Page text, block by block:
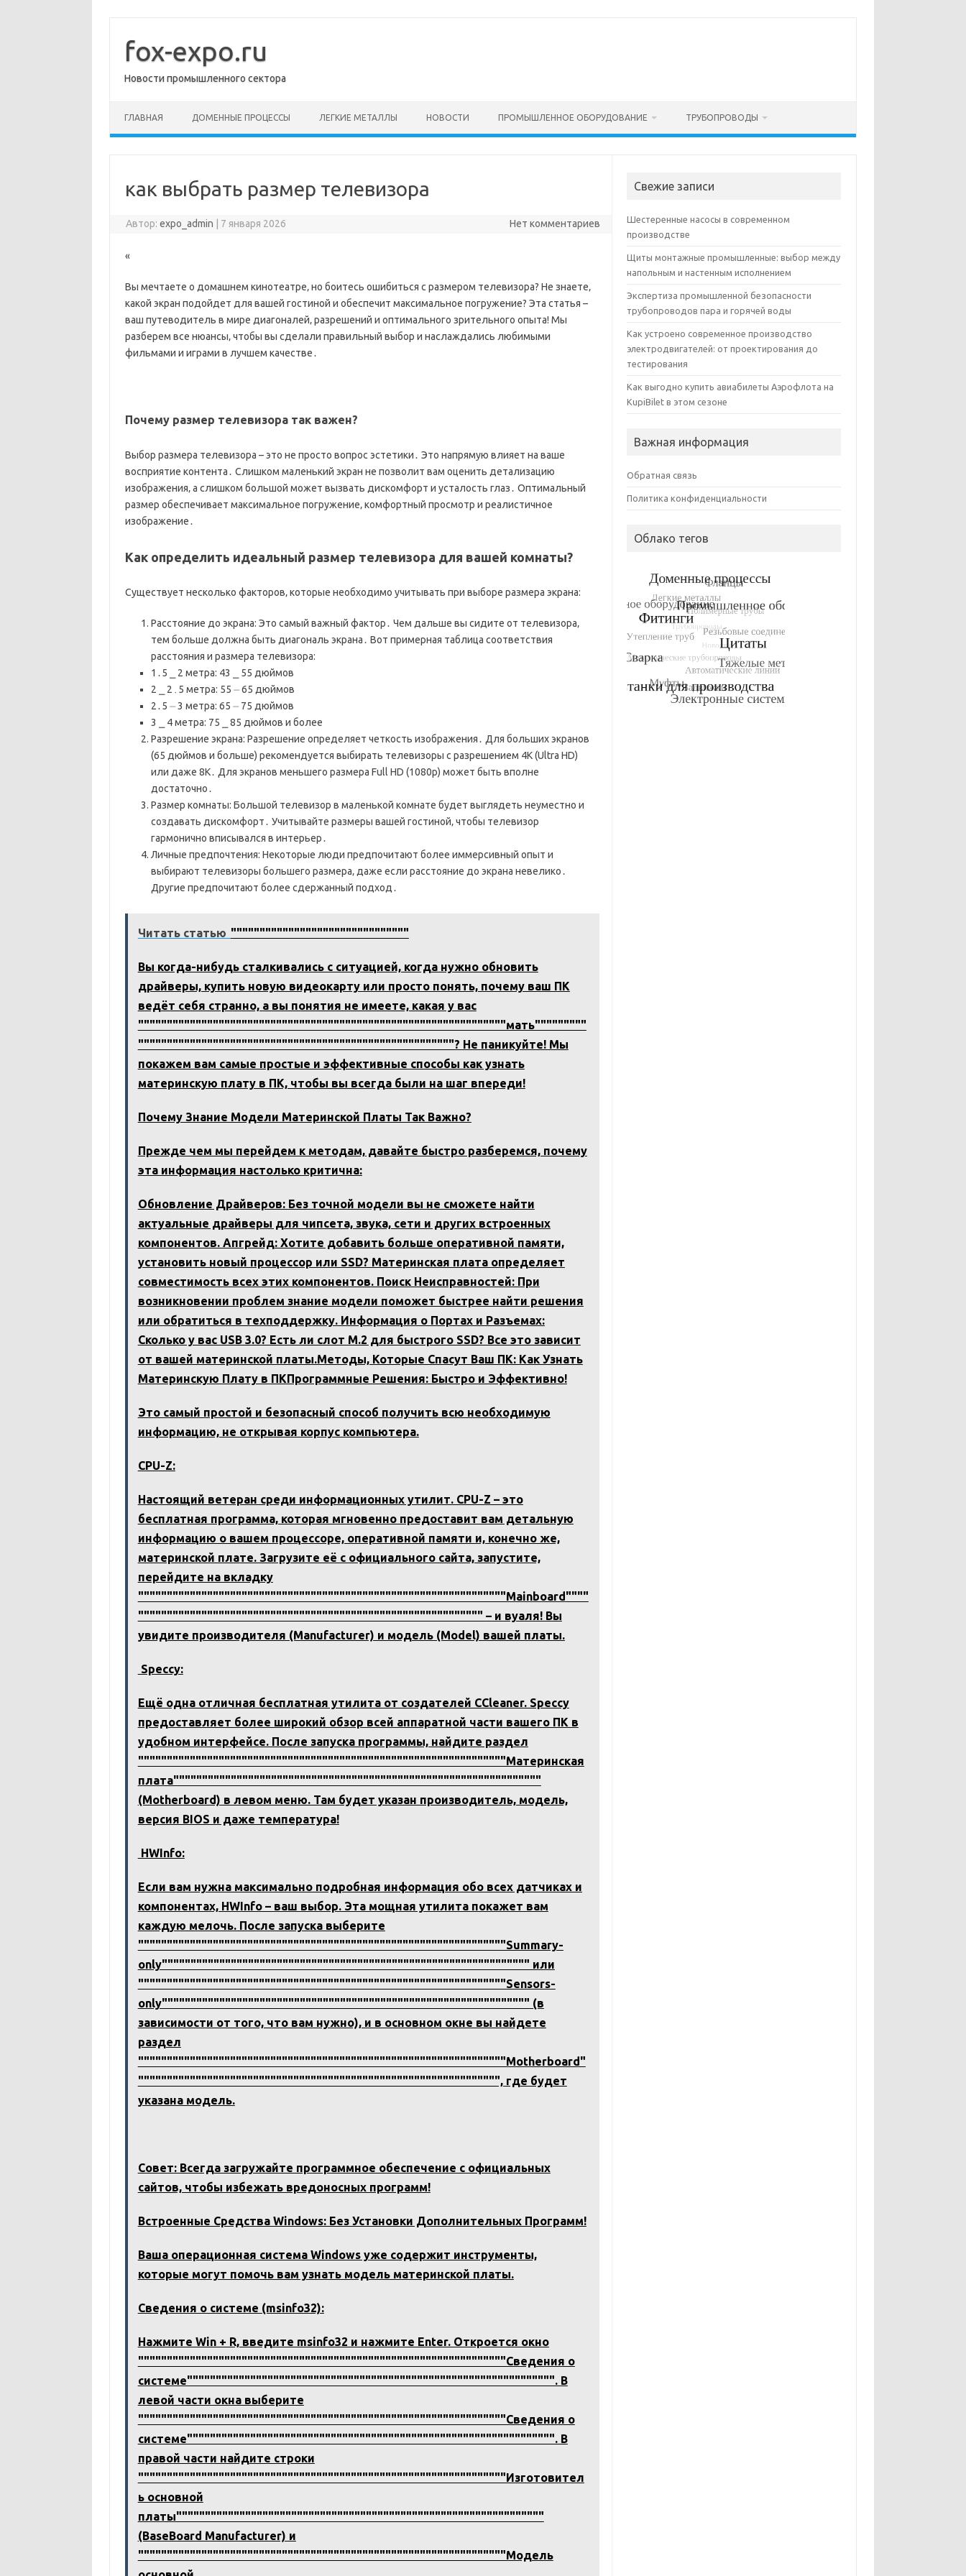
содержимому
fox-expo.ru
Новости промышленного сектора
ГЛАВНАЯ ДОМЕННЫЕ ПРОЦЕССЫ ЛЕГКИЕ МЕТАЛЛЫ НОВОСТИ ПРОМЫШЛЕННОЕ ОБОРУДОВАНИЕ ТРУБОПРОВОДЫ
как выбрать размер телевизора
Автор:expo_admin 7 января 2026 Нет комментариев
«
Вы мечтаете о домашнем кинотеатре‚ но боитесь ошибиться с размером телевизора? Не знаете‚
какой экран подойдет для вашей гостиной и обеспечит максимальное погружение? Эта статья –
ваш путеводитель в мире диагоналей‚ разрешений и оптимального зрительного опыта! Мы
разберем все нюансы‚ чтобы вы сделали правильный выбор и наслаждались любимыми
фильмами и играми в лучшем качестве․
Почему размер телевизора так важен?
Выбор размера телевизора – это не просто вопрос эстетики․ Это напрямую влияет на ваше
восприятие контента․ Слишком маленький экран не позволит вам оценить детализацию
изображения‚ а слишком большой может вызвать дискомфорт и усталость глаз․ Оптимальный
размер обеспечивает максимальное погружение‚ комфортный просмотр и реалистичное
изображение․
Как определить идеальный размер телевизора для вашей комнаты?
Существует несколько факторов‚ которые необходимо учитывать при выборе размера экрана:
Расстояние до экрана: Это самый важный фактор․ Чем дальше вы сидите от телевизора‚
тем больше должна быть диагональ экрана․ Вот примерная таблица соответствия
расстояния и размера телевизора:
1․5 ⎯ 2 метра: 43 ⎯ 55 дюймов
2 ⎯ 2․5 метра: 55 ⏤ 65 дюймов
2․5 ⏤ 3 метра: 65 ⏤ 75 дюймов
3 ⎯ 4 метра: 75 ⎯ 85 дюймов и более
Разрешение экрана: Разрешение определяет четкость изображения․ Для больших экранов
(65 дюймов и больше) рекомендуется выбирать телевизоры с разрешением 4K (Ultra HD)
или даже 8K․ Для экранов меньшего размера Full HD (1080p) может быть вполне
достаточно․
Размер комнаты: Большой телевизор в маленькой комнате будет выглядеть неуместно и
создавать дискомфорт․ Учитывайте размеры вашей гостиной‚ чтобы телевизор
гармонично вписывался в интерьер․
Личные предпочтения: Некоторые люди предпочитают более иммерсивный опыт и
выбирают телевизоры большего размера‚ даже если расстояние до экрана невелико․
Другие предпочитают более сдержанный подход․
Читать статью """""""""""""""""""""""""""""""
Вы когда-нибудь сталкивались с ситуацией, когда нужно обновить
драйверы, купить новую видеокарту или просто понять, почему ваш ПК
ведёт себя странно, а вы понятия не имеете, какая у вас
""""""""""""""""""""""""""""""""""""""""""""""""""""""""""""""""мать"""""""""
"""""""""""""""""""""""""""""""""""""""""""""""""""""""? Не паникуйте! Мы
покажем вам самые простые и эффективные способы как узнать
материнскую плату в ПК, чтобы вы всегда были на шаг впереди!
Почему Знание Модели Материнской Платы Так Важно?
Прежде чем мы перейдем к методам, давайте быстро разберемся, почему
эта информация настолько критична:
Обновление Драйверов: Без точной модели вы не сможете найти
актуальные драйверы для чипсета, звука, сети и других встроенных
компонентов. Апгрейд: Хотите добавить больше оперативной памяти,
установить новый процессор или SSD? Материнская плата определяет
совместимость всех этих компонентов. Поиск Неисправностей: При
возникновении проблем знание модели поможет быстрее найти решения
или обратиться в техподдержку. Информация о Портах и Разъемах:
Сколько у вас USB 3.0? Есть ли слот M.2 для быстрого SSD? Все это зависит
от вашей материнской платы.Методы, Которые Спасут Ваш ПК: Как Узнать
Материнскую Плату в ПКПрограммные Решения: Быстро и Эффективно!
Это самый простой и безопасный способ получить всю необходимую
информацию, не открывая корпус компьютера.
CPU-Z:
Настоящий ветеран среди информационных утилит. CPU-Z – это
бесплатная программа, которая мгновенно предоставит вам детальную
информацию о вашем процессоре, оперативной памяти и, конечно же,
материнской плате. Загрузите её с официального сайта, запустите,
перейдите на вкладку
""""""""""""""""""""""""""""""""""""""""""""""""""""""""""""""""Mainboard""""
"""""""""""""""""""""""""""""""""""""""""""""""""""""""""""" – и вуаля! Вы
увидите производителя (Manufacturer) и модель (Model) вашей платы.
Speccy:
Ещё одна отличная бесплатная утилита от создателей CCleaner. Speccy
предоставляет более широкий обзор всей аппаратной части вашего ПК в
удобном интерфейсе. После запуска программы, найдите раздел
""""""""""""""""""""""""""""""""""""""""""""""""""""""""""""""""Материнская
плата""""""""""""""""""""""""""""""""""""""""""""""""""""""""""""""""
(Motherboard) в левом меню. Там будет указан производитель, модель,
версия BIOS и даже температура!
HWInfo:
Если вам нужна максимально подробная информация обо всех датчиках и
компонентах, HWInfo – ваш выбор. Эта мощная утилита покажет вам
каждую мелочь. После запуска выберите
""""""""""""""""""""""""""""""""""""""""""""""""""""""""""""""""Summary-
only"""""""""""""""""""""""""""""""""""""""""""""""""""""""""""""""" или
""""""""""""""""""""""""""""""""""""""""""""""""""""""""""""""""Sensors-
only"""""""""""""""""""""""""""""""""""""""""""""""""""""""""""""""" (в
зависимости от того, что вам нужно), и в основном окне вы найдете
раздел
""""""""""""""""""""""""""""""""""""""""""""""""""""""""""""""""Motherboard"
""""""""""""""""""""""""""""""""""""""""""""""""""""""""""""""", где будет
указана модель.
Совет: Всегда загружайте программное обеспечение с официальных
сайтов, чтобы избежать вредоносных программ!
Встроенные Средства Windows: Без Установки Дополнительных Программ!
Ваша операционная система Windows уже содержит инструменты,
которые могут помочь вам узнать модель материнской платы.
Сведения о системе (msinfo32):
Нажмите Win + R, введите msinfo32 и нажмите Enter. Откроется окно
""""""""""""""""""""""""""""""""""""""""""""""""""""""""""""""""Сведения о
системе"""""""""""""""""""""""""""""""""""""""""""""""""""""""""""""""". В
левой части окна выберите
""""""""""""""""""""""""""""""""""""""""""""""""""""""""""""""""Сведения о
системе"""""""""""""""""""""""""""""""""""""""""""""""""""""""""""""""". В
правой части найдите строки
""""""""""""""""""""""""""""""""""""""""""""""""""""""""""""""""Изготовител
ь основной
платы""""""""""""""""""""""""""""""""""""""""""""""""""""""""""""""""
(BaseBoard Manufacturer) и
""""""""""""""""""""""""""""""""""""""""""""""""""""""""""""""""Модель
Свежие записи
Шестеренные насосы в современном
производстве
Щиты монтажные промышленные: выбор между
напольным и настенным исполнением
Экспертиза промышленной безопасности
трубопроводов пара и горячей воды
Как устроено современное производство
электродвигателей: от проектирования до
тестирования
Как выгодно купить авиабилеты Аэрофлота на
KupiBilet в этом сезоне
Важная информация
Обратная связь
Политика конфиденциальности
Облако тегов